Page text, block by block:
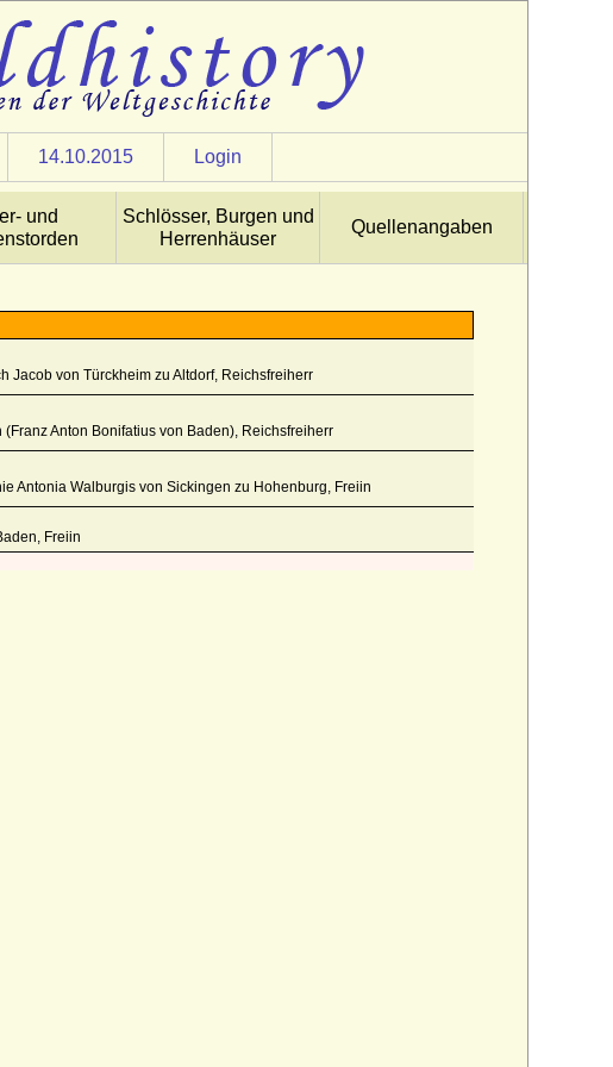
14.10.2015 Login
und
Schlösser, Burgen und
Herrenhäuser
Quellenangaben